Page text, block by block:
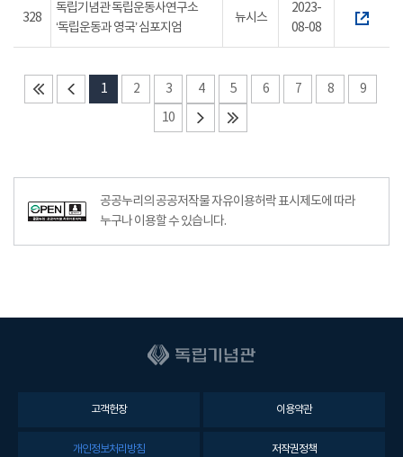
328
독립기념관 독립운동사연구소
‘독립운동과 영국’ 심포지엄
뉴시스
2023-
08-08
1 2 3 4 5 6 7 8
9
10
공공누리의 공공저작물 자유이용허락 표시제도에 따라
누구나 이용할 수 있습니다.
고객헌장 이용약관
개인정보처리방침 저작권정책